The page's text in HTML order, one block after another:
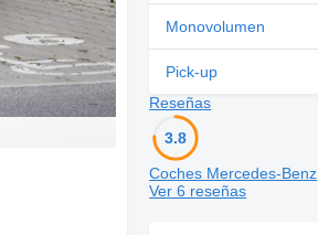
Monovolumen
Pick-up
Reseñas
3.8
Coches Mercedes-Benz
Ver 6 reseñas